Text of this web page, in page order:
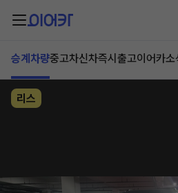
승계차량중고차신차즉시출고이어카소
리스